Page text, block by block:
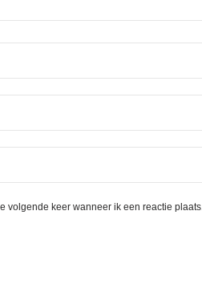
volgende keer wanneer ik een reactie plaats.